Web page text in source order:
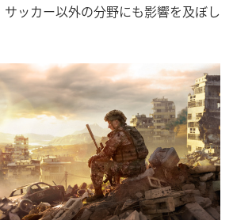
ッカー以外の分野にも影響を及ぼし